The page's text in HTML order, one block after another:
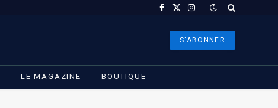
Facebook
X
Instagram
S'ABONNER
LE MAGAZINE BOUTIQUE